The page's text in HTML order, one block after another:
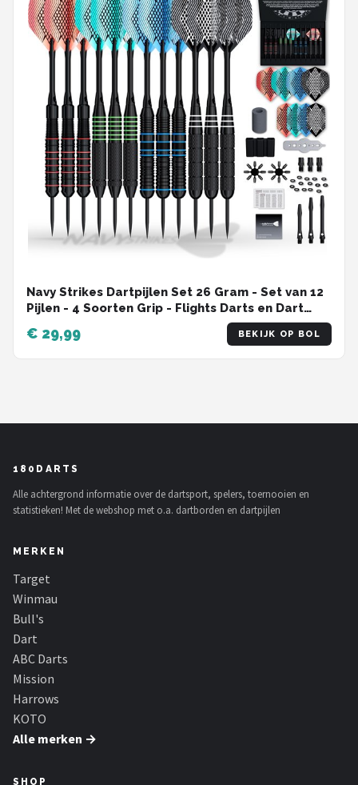
Navy Strikes Dartpijlen Set 26 Gram - Set van 12
Pijlen - 4 Soorten Grip - Flights Darts en Dart
Shafts - Darten - 108 Delige Set - Incl Add-a-
Gram 27 Gram
€ 29,99 BEKIJK OP BOL
180DARTS
Alle achtergrond informatie over de dartsport, spelers, toernooien en
statistieken! Met de webshop met o.a. dartborden en dartpijlen
MERKEN
Target
Winmau
Bull's
Dart
ABC Darts
Mission
Harrows
KOTO
Alle merken →
SHOP